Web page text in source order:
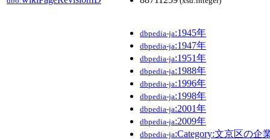
dbpedia-ja:1945年
dbpedia-ja:1947年
dbpedia-ja:1951年
dbpedia-ja:1988年
dbpedia-ja:1996年
dbpedia-ja:1998年
dbpedia-ja:2001年
dbpedia-ja:2009年
dbpedia-ja:Category:文京区の企